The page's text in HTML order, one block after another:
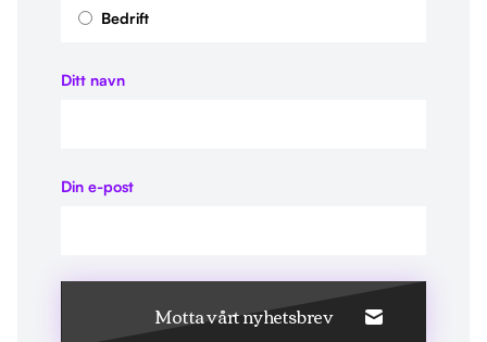
Bedrift
Ditt navn
Din e-post
Motta vårt nyhetsbrev